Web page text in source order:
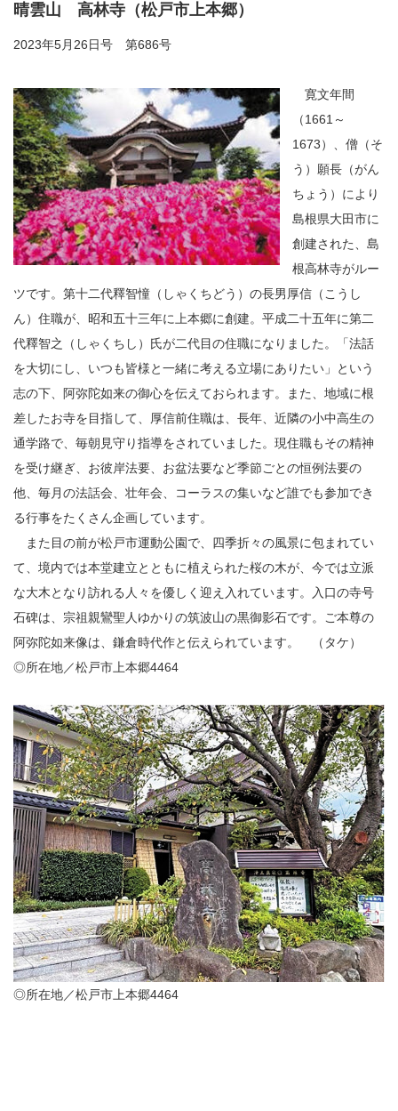
晴雲山 高林寺（松戸市上本郷）
2023年5月26日号 第686号
寛文年間
（1661～
1673）、僧（そ
う）願長（がん
ちょう）により
島根県大田市に
創建された、島
根高林寺がルー
ツです。第十二代釋智憧（しゃくちどう）の長男厚信（こうし
ん）住職が、昭和五十三年に上本郷に創建。平成二十五年に第二
代釋智之（しゃくちし）氏が二代目の住職になりました。「法話
を大切にし、いつも皆様と一緒に考える立場にありたい」という
志の下、阿弥陀如来の御心を伝えておられます。また、地域に根
差したお寺を目指して、厚信前住職は、長年、近隣の小中高生の
通学路で、毎朝見守り指導をされていました。現住職もその精神
を受け継ぎ、お彼岸法要、お盆法要など季節ごとの恒例法要の
他、毎月の法話会、壮年会、コーラスの集いなど誰でも参加でき
る行事をたくさん企画しています。
また目の前が松戸市運動公園で、四季折々の風景に包まれてい
て、境内では本堂建立とともに植えられた桜の木が、今では立派
な大木となり訪れる人々を優しく迎え入れています。入口の寺号
石碑は、宗祖親鸞聖人ゆかりの筑波山の黒御影石です。ご本尊の
阿弥陀如来像は、鎌倉時代作と伝えられています。 （タケ）
◎所在地／松戸市上本郷4464
◎所在地／松戸市上本郷4464